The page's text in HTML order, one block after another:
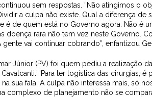
sem respostas. “Não atingimos o
a culpa não existe. Qual a diferença
é de quem está no Governo agora. Não é
doença rara não tem vez neste Governo.
vai continuar cobrando”, enfantizou
Júnior (PV) foi quem pediu a realização
“Para ter logística das cirurgias,
na sua fala. A culpa não interessa mais, só
complexo de planejamento não se